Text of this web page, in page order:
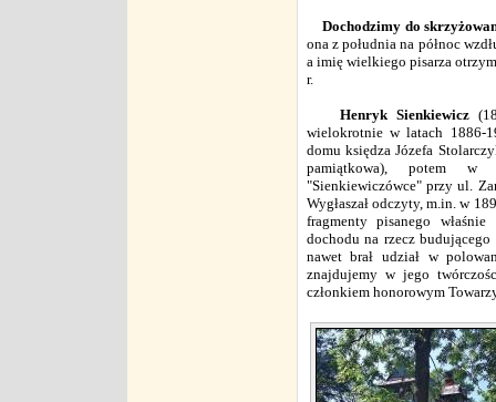
Dochodzimy do
ona z południa na północ
a imię wielkiego pisarza
r.
Henryk Sienkiewicz
wielokrotnie w latach 1886-
domu księdza Józefa
pamiątkowa), potem
"Sienkiewiczówce" przy ul.
Wygłaszał odczyty, m.in. w
fragmenty pisanego
dochodu na rzecz budującego
nawet brał udział w
znajdujemy w jego
członkiem honorowym